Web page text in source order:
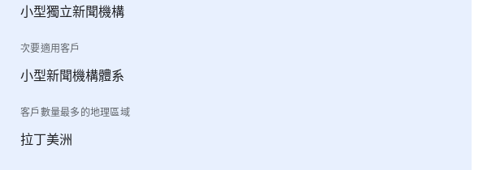
小型獨立新聞機構
次要適用客戶
小型新聞機構體系
客戶數量最多的地理區域
拉丁美洲